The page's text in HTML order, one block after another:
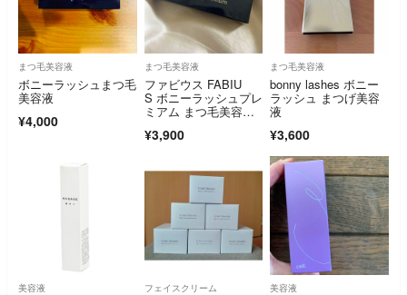
まつ毛美容液
ボニーラッシュまつ毛
美容液
¥4,000
まつ毛美容液
ファビウス FABIU
S ボニーラッシュプレ
ミアム まつ毛美容
¥3,900
まつ毛美容液
bonny lashes ボニー
ラッシュ まつげ美容
液
¥3,600
美容液 フェイスクリーム 美容液